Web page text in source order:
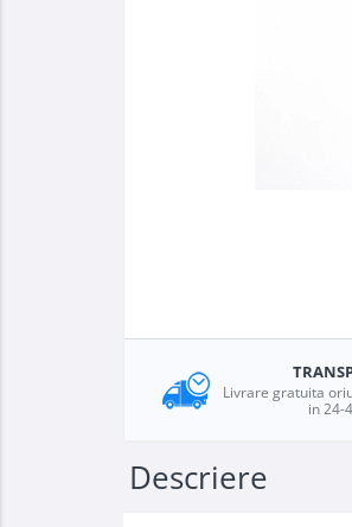
Livrare gratuita
in 24-
Descriere